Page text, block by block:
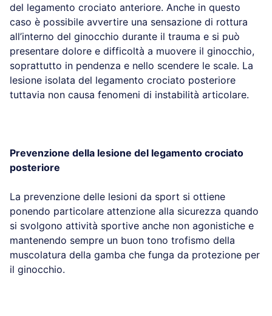
del legamento crociato anteriore. Anche in questo
caso è possibile avvertire una sensazione di rottura
all’interno del ginocchio durante il trauma e si può
presentare dolore e difficoltà a muovere il ginocchio,
soprattutto in pendenza e nello scendere le scale. La
lesione isolata del legamento crociato posteriore
tuttavia non causa fenomeni di instabilità articolare.
Prevenzione della lesione del legamento crociato
posteriore
La prevenzione delle lesioni da sport si ottiene
ponendo particolare attenzione alla sicurezza quando
si svolgono attività sportive anche non agonistiche e
mantenendo sempre un buon tono trofismo della
muscolatura della gamba che funga da protezione per
il ginocchio.